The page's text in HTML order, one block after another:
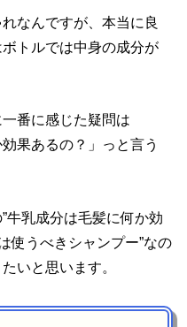
なんですが、本当に良
トルでは中身の成分が
番に感じた疑問は
果あるの？」っと言う
牛乳成分は毛髪に何か効
使うべきシャンプー”なの
いと思います。